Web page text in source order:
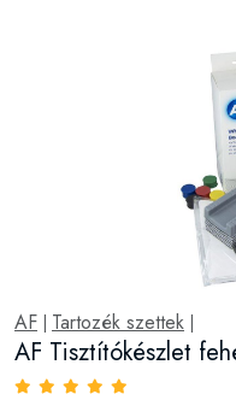
AF Tartozék szettek
AF Tisztítókészlet